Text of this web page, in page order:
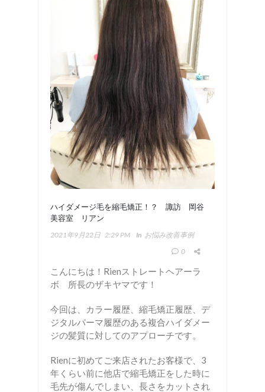
ハイダメージ毛を縮毛矯正！？ 諏訪 岡谷
美容室 リアン
2021年9月22日 2:29 PM In お悩み改善事例
0
こんにちは！Rienストレートヘアーラ
ボ 所長のザキヤマです！
今回は、カラー履歴、縮毛矯正履歴、デ
ジタルパーマ履歴のある複合ハイダメー
ジの髪質に対してのアプローチです。
Rienに初めてご来店されたお客様で、3
年くらい前に他店で縮毛矯正をした時に
毛先が傷んでしまい、長さをカットされ